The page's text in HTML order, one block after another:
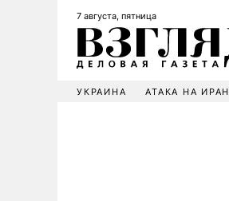
7 августа, пятница
УКРАИНА АТАКА НА ИРАН